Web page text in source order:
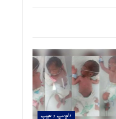
دلچسپ و عجیب